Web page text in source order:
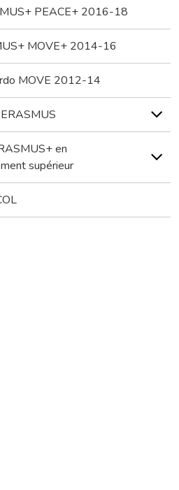
PEACE+ 2016-18
MOVE+ 2014-16
MOVE 2012-14
en
supérieur